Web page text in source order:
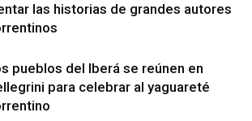
las historias de grandes autores
pueblos del Iberá se reúnen en
para celebrar al yaguareté